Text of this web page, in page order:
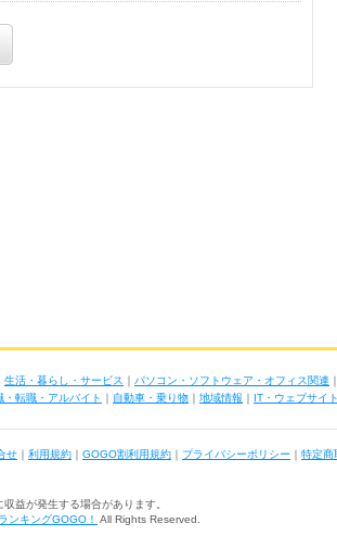
生活・暮らし・サービス ｜ パソコン・ソフトウェア・オフィス関連 ｜
・転職・アルバイト ｜ 自動車・乗り物 ｜ 地域情報 ｜ IT・ウェブサイ
せ ｜ 利用規約 ｜ GOGO割利用規約 ｜ プライバシーポリシー ｜ 特定商
益が発生する場合があります。
ンキングGOGO！ All Rights Reserved.